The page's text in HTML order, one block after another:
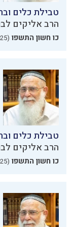
טבילת כלים
הרב אליקים
כו חשון התשפו (17.11.2025)
טבילת כלים
הרב אליקים
כו חשון התשפו (17.11.2025)